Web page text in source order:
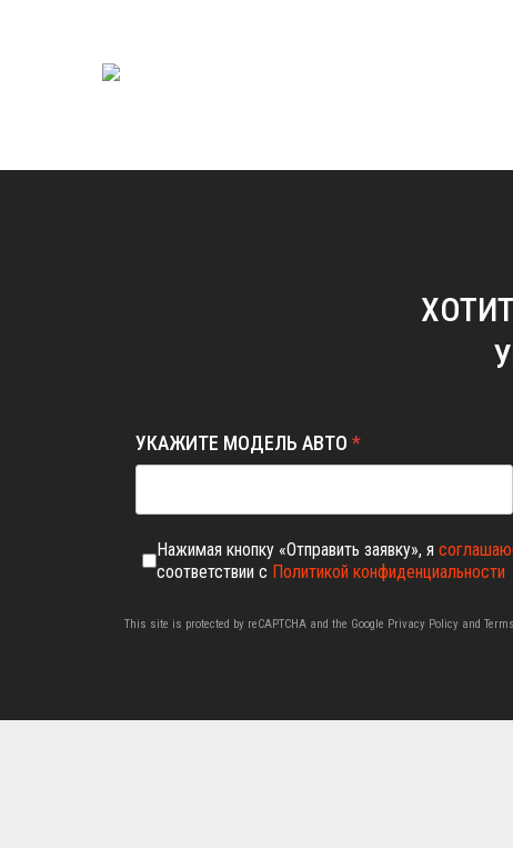
УКАЖИТЕ МОДЕЛЬ АВТО *
Нажимая кнопку «Отправить заявку», я
соответствии с Политикой конфиденциальности
This site is protected by reCAPTCHA and the Google Privacy Policy and